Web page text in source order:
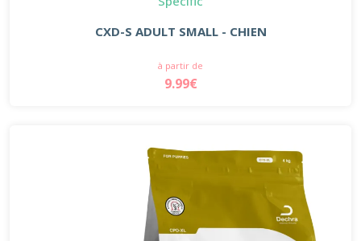
CXD-S ADULT SMALL - CHIEN
à partir de
9.99€